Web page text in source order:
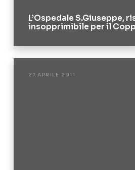
L’Ospedale S.Giuseppe,
insopprimibile per il
27 APRILE 2011